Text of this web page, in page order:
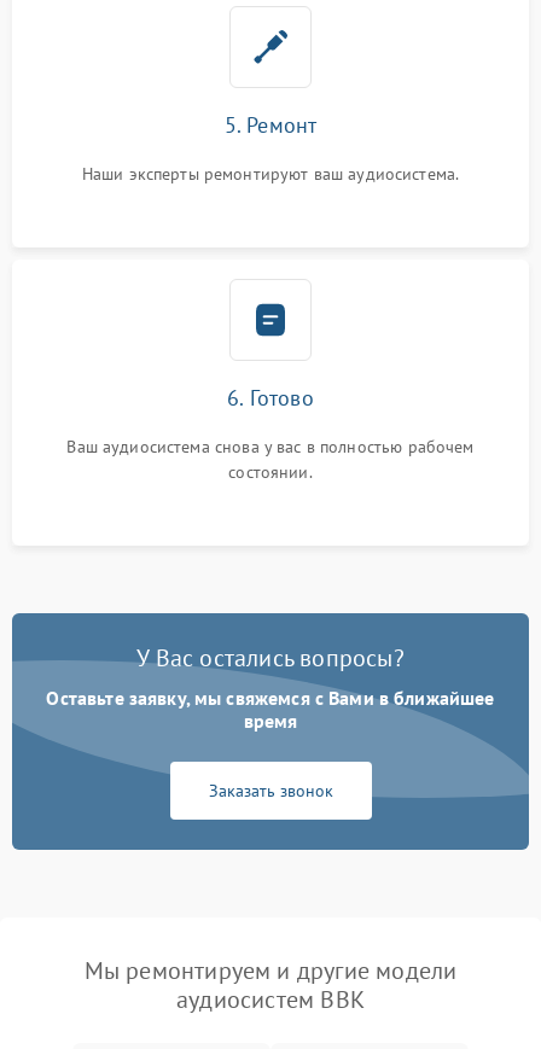
5. Ремонт
Наши эксперты ремонтируют ваш аудиосистема.
6. Готово
Ваш аудиосистема снова у вас в полностью рабочем
состоянии.
У Вас остались вопросы?
Оставьте заявку, мы свяжемся с Вами в ближайшее
время
Заказать звонок
Мы ремонтируем и другие модели
аудиосистем BBK